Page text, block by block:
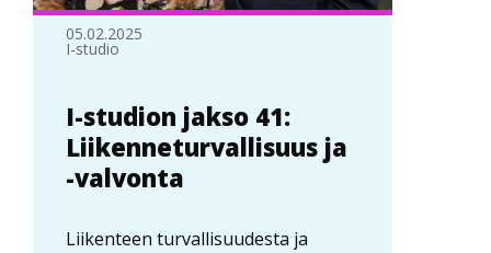
05.02.2025
I-studio
I-studion jakso 41:
Liikenneturvallisuus ja
-valvonta
Liikenteen turvallisuudesta ja